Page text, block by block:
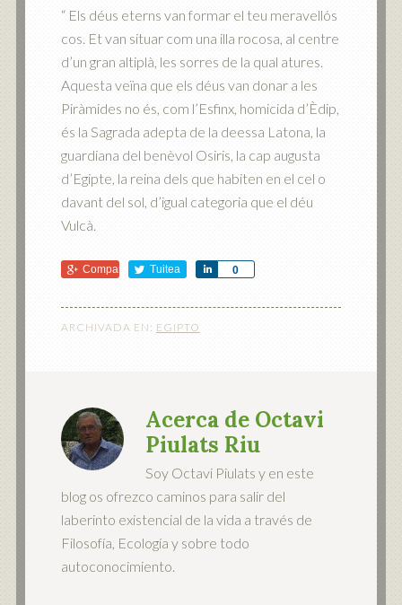
“ Els déus eterns van formar el teu meravellós
cos. Et van situar com una illa rocosa, al centre
d’un gran altiplà, les sorres de la qual atures.
Aquesta veïna que els déus van donar a les
Piràmides no és, com l’Esfinx, homicida d’Èdip,
és la Sagrada adepta de la deessa Latona, la
guardiana del benèvol Osiris, la cap augusta
d’Egipte, la reina dels que habiten en el cel o
davant del sol, d’igual categoria que el déu
Vulcà.
Comparte Tuitea 0
Comparte
ARCHIVADA EN: EGIPTO
Acerca de Octavi
Piulats Riu
Soy Octavi Piulats y en este
blog os ofrezco caminos para salir del
laberinto existencial de la vida a través de
Filosofía, Ecología y sobre todo
autoconocimiento.